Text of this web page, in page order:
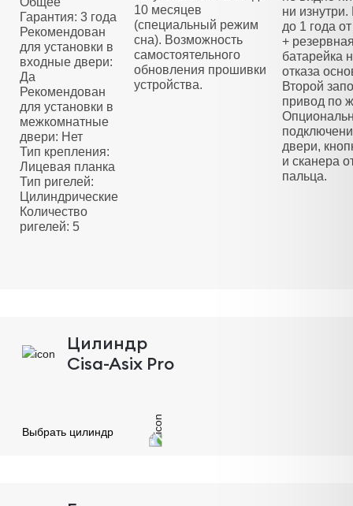
Гарантия: 3 года
Рекомендован
для установки в
входные двери:
Да
Рекомендован
для установки в
межкомнатные
двери: Нет
Тип крепления:
Лицевая планка
Тип ригелей:
Цилиндрические
Количество
ригелей: 5
10 месяцев
(специальный режим
сна). Возможность
самостоятельного
обновления прошивки
устройства.
ни изнутри.
до 1 года
+
батарейка
отказа
Второй
привод по
двери,
и сканера
пальца.
Цилиндр
Cisa-Asix Pro
Выбрать цилиндр